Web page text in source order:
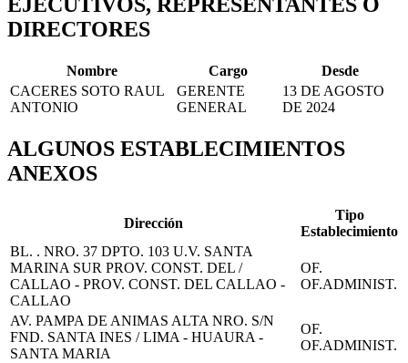
DIRECTORES
Nombre Cargo
Desde
CACERES SOTO RAUL
ANTONIO
GERENTE
GENERAL
13 DE AGOSTO
DE 2024
ALGUNOS ESTABLECIMIENTOS
ANEXOS
Dirección
Tipo
Establecimiento
BL. . NRO. 37 DPTO. 103 U.V. SANTA
MARINA SUR PROV. CONST. DEL /
CALLAO - PROV. CONST. DEL CALLAO -
CALLAO
OF.
OF.ADMINIST.
AV. PAMPA DE ANIMAS ALTA NRO. S/N
FND. SANTA INES / LIMA - HUAURA -
SANTA MARIA
OF.
OF.ADMINIST.